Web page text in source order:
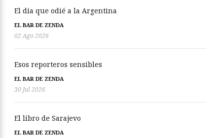
El día que odié a la Argentina
EL BAR DE ZENDA
02 Ago 2026
Esos reporteros sensibles
EL BAR DE ZENDA
30 Jul 2026
El libro de Sarajevo
EL BAR DE ZENDA